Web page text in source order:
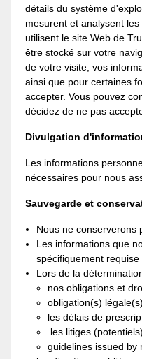
détails du système
mesurent et analysent
utilisent le site Web de
être stocké sur votre
de votre visite, vos
ainsi que pour certaines
accepter. Vous pouvez
décidez de ne pas
Divulgation
Les informations
nécessaires pour nous
Sauvegarde et
Nous ne conserverons
Les informations que
spécifiquement
Lors de la
nos obligations et
obligation(s)
les délais de
les litiges
guidelines issued by